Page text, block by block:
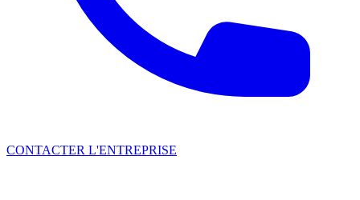
CONTACTER L'ENTREPRISE